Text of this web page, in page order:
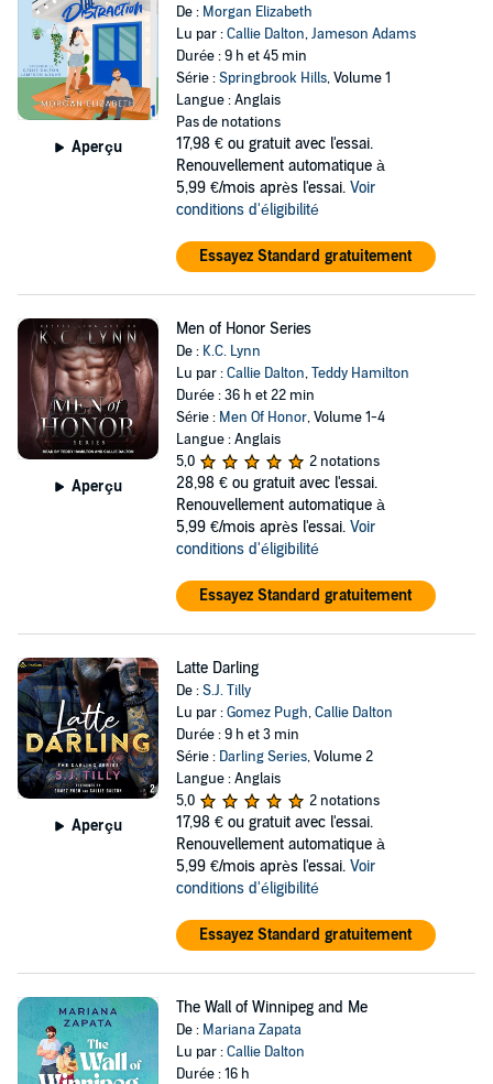
Aperçu
De : Morgan Elizabeth
Lu par :Callie Dalton,Jameson Adams
Durée : 9 h et 45 min
Série :Springbrook Hills, Volume 1
Langue : Anglais
Pas de notations
17,98 € ou gratuit avec l'essai.
Renouvellement automatique à
5,99 €/mois après l'essai. Voir
conditions d'éligibilité
Essayez Standard gratuitement
Aperçu
Men of Honor Series
De : K.C. Lynn
Lu par :Callie Dalton,Teddy Hamilton
Durée : 36 h et 22 min
Série : Men Of Honor, Volume 1-4
Langue : Anglais
5,0
2 notations
28,98 € ou gratuit avec l'essai.
Renouvellement automatique à
5,99 €/mois après l'essai. Voir
conditions d'éligibilité
Essayez Standard gratuitement
Aperçu
Latte Darling
De :S.J. Tilly
Lu par :Gomez Pugh,Callie Dalton
Durée : 9 h et 3 min
Série : Darling Series, Volume 2
Langue : Anglais
5,0
2 notations
17,98 € ou gratuit avec l'essai.
Renouvellement automatique à
5,99 €/mois après l'essai. Voir
conditions d'éligibilité
Essayez Standard gratuitement
The Wall of Winnipeg and Me
De : Mariana Zapata
Lu par :Callie Dalton
Durée : 16 h